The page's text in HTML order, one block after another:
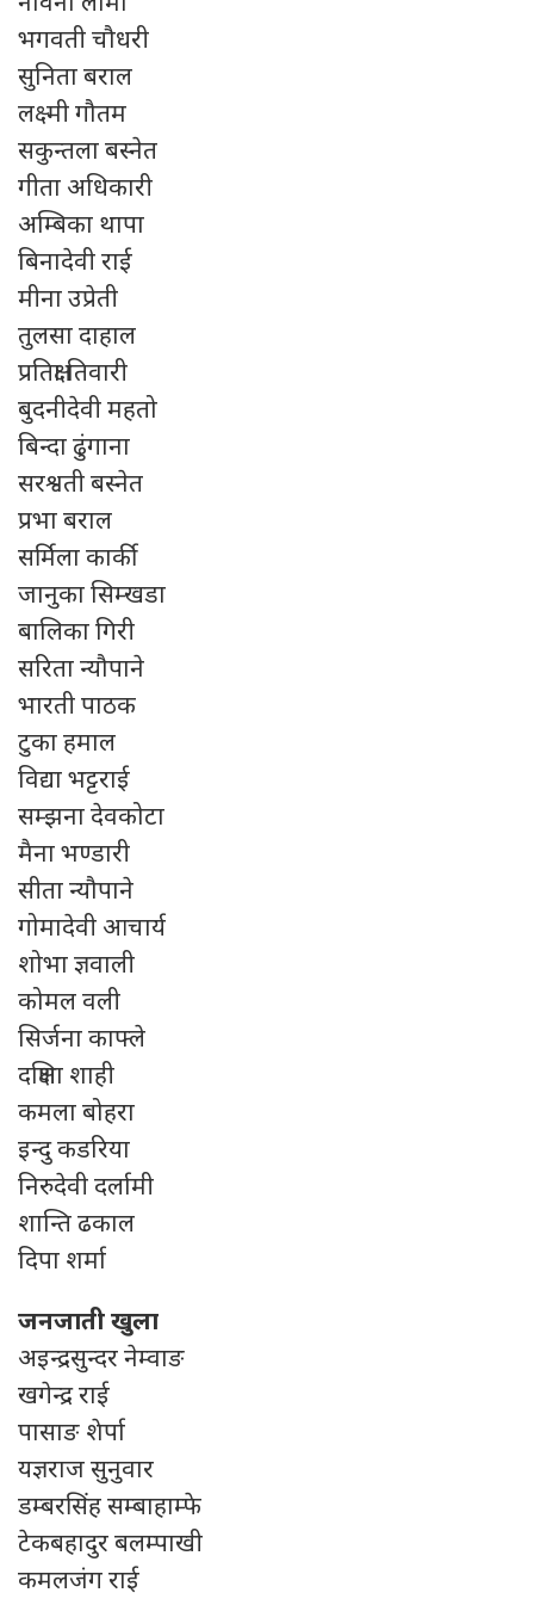
भगवती चौधरी
सुनिता बराल
लक्ष्मी गौतम
सकुन्तला बस्नेत
गीता अधिकारी
अम्बिका थापा
बिनादेवी राई
मीना उप्रेती
तुलसा दाहाल
प्रतिक्षा तिवारी
बुदनीदेवी महतो
बिन्दा ढुंगाना
सरश्वती बस्नेत
प्रभा बराल
सर्मिला कार्की
जानुका सिम्खडा
बालिका गिरी
सरिता न्यौपाने
भारती पाठक
टुका हमाल
विद्या भट्टराई
सम्झना देवकोटा
मैना भण्डारी
सीता न्यौपाने
गोमादेवी आचार्य
शोभा ज्ञवाली
कोमल वली
सिर्जना काफ्ले
दक्षिणा शाही
कमला बोहरा
इन्दु कडरिया
निरुदेवी दर्लामी
शान्ति ढकाल
दिपा शर्मा
जनजाती खुला
अइन्द्रसुन्दर नेम्वाङ
खगेन्द्र राई
पासाङ शेर्पा
यज्ञराज सुनुवार
डम्बरसिंह सम्बाहाम्फे
टेकबहादुर बलम्पाखी
कमलजंग राई